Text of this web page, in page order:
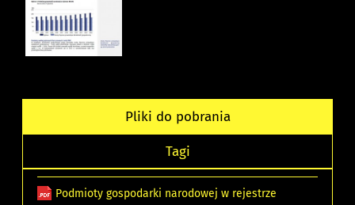
Pliki do pobrania
Tagi
Podmioty gospodarki narodowej w rejestrze